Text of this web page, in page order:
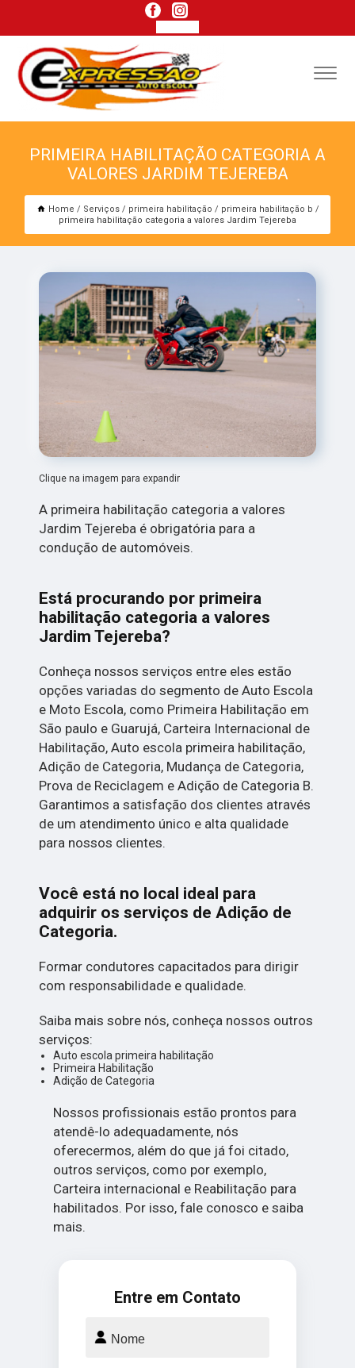
PRIMEIRA HABILITAÇÃO CATEGORIA A
VALORES JARDIM TEJEREBA
Home Serviços primeira habilitação
primeira habilitação b
primeira habilitação categoria a valores Jardim Tejereba
Clique na imagem para expandir
A primeira habilitação categoria a valores
Jardim Tejereba é obrigatória para a
condução de automóveis.
Está procurando por primeira
habilitação categoria a valores
Jardim Tejereba?
Conheça nossos serviços entre eles estão
opções variadas do segmento de Auto Escola
e Moto Escola, como Primeira Habilitação em
São paulo e Guarujá, Carteira Internacional de
Habilitação, Auto escola primeira habilitação,
Adição de Categoria, Mudança de Categoria,
Prova de Reciclagem e Adição de Categoria B.
Garantimos a satisfação dos clientes através
de um atendimento único e alta qualidade
para nossos clientes.
Você está no local ideal para
adquirir os serviços deAdição de
Categoria.
Formar condutores capacitados para dirigir
com responsabilidade e qualidade.
Saiba mais sobre nós, conheça nossos outros
serviços:
Auto escola primeira habilitação
Primeira Habilitação
Adição de Categoria
Nossos profissionais estão prontos para
atendê-lo adequadamente, nós
oferecermos, além do que já foi citado,
outros serviços, como por exemplo,
Carteira internacional e Reabilitação para
habilitados. Por isso, fale conosco e saiba
mais.
Entre em Contato